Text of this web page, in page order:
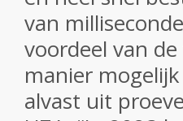
van
voordeel van
manier
alvast uit